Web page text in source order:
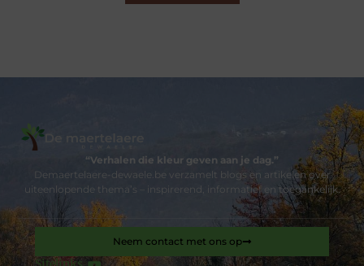
“Verhalen die kleur geven aan je dag.”
Demaertelaere-dewaele.be verzamelt blogs en artikelen over
uiteenlopende thema’s – inspirerend, informatief en toegankelijk.
Neem contact met ons op